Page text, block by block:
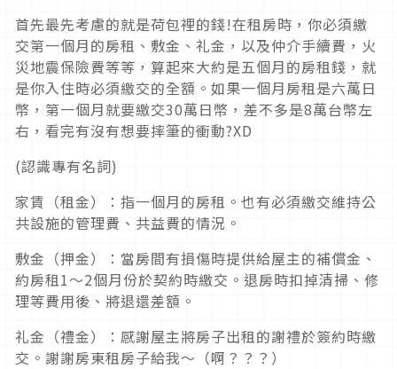
首先最先考慮的就是荷包裡的錢!在租房時，你必須繳
交第一個月的房租、敷金、礼金，以及仲介手續費，火
災地震保險費等等，算起來大約是五個月的房租錢，就
是你入住時必須繳交的全額。如果一個月房租是六萬日
幣，第一個月就要繳交30萬日幣，差不多是8萬台幣左
右，看完有沒有想要摔筆的衝動?XD
(認識專有名詞)
家賃（租金）：指一個月的房租。也有必須繳交維持公
共設施的管理費、共益費的情況。
敷金（押金）：當房間有損傷時提供給屋主的補償金、
約房租1～2個月份於契約時繳交。退房時扣掉清掃、修
理等費用後、將退還差額。
礼金（禮金）：感謝屋主將房子出租的謝禮於簽約時繳
交。謝謝房東租房子給我～（啊？？？）